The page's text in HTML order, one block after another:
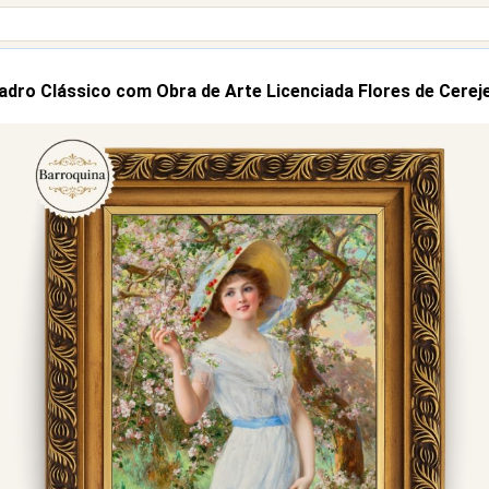
Clássico com Obra de Arte Licenciada Flores de